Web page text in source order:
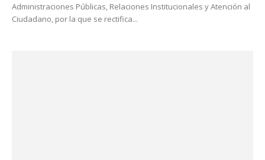
Administraciones Públicas, Relaciones Institucionales y Atención al
Ciudadano, por la que se rectifica...